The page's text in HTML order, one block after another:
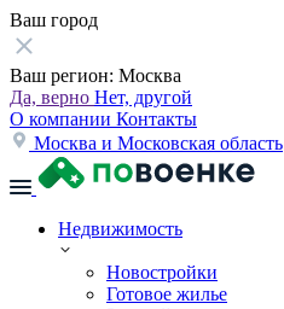
Ваш город
Ваш регион: Москва
Да, верно Нет, другой
О компании Контакты
Москва и Московская область
Недвижимость
Новостройки
Готовое жилье